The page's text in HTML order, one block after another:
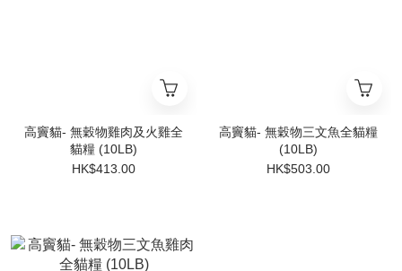
高竇貓- 無穀物雞肉及火雞全
貓糧 (10LB)
HK$413.00
高竇貓- 無穀物三文魚全貓糧
(10LB)
HK$503.00